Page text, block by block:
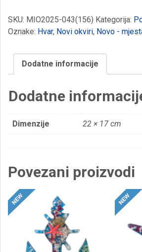
sa
školjkama
i
4
SKU: MIO2025-043(156) Kategorija:
Oznake: Hvar, Novi okviri, Novo -
Dodatne informacije
Dodatne
Dimenzije 22 × 17 cm
Povezani proizvodi